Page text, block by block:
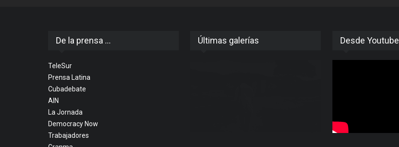
De la prensa ...
TeleSur
Prensa Latina
Cubadebate
AIN
La Jornada
Democracy Now
Trabajadores
Últimas galerías Desde Youtube